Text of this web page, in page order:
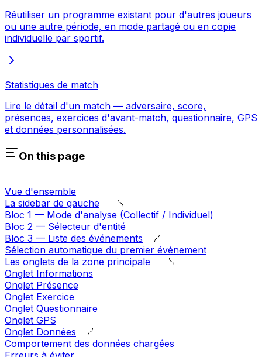
Réutiliser un programme existant pour d'autres joueurs
ou une autre période, en mode partagé ou en copie
individuelle par sportif.
Statistiques de match
Lire le détail d'un match — adversaire, score,
présences, exercices d'avant-match, questionnaire, GPS
et données personnalisées.
On this page
Vue d'ensemble
La sidebar de gauche
Bloc 1 — Mode d'analyse (Collectif / Individuel)
Bloc 2 — Sélecteur d'entité
Bloc 3 — Liste des événements
Sélection automatique du premier événement
Les onglets de la zone principale
Onglet Informations
Onglet Présence
Onglet Exercice
Onglet Questionnaire
Onglet GPS
Onglet Données
Comportement des données chargées